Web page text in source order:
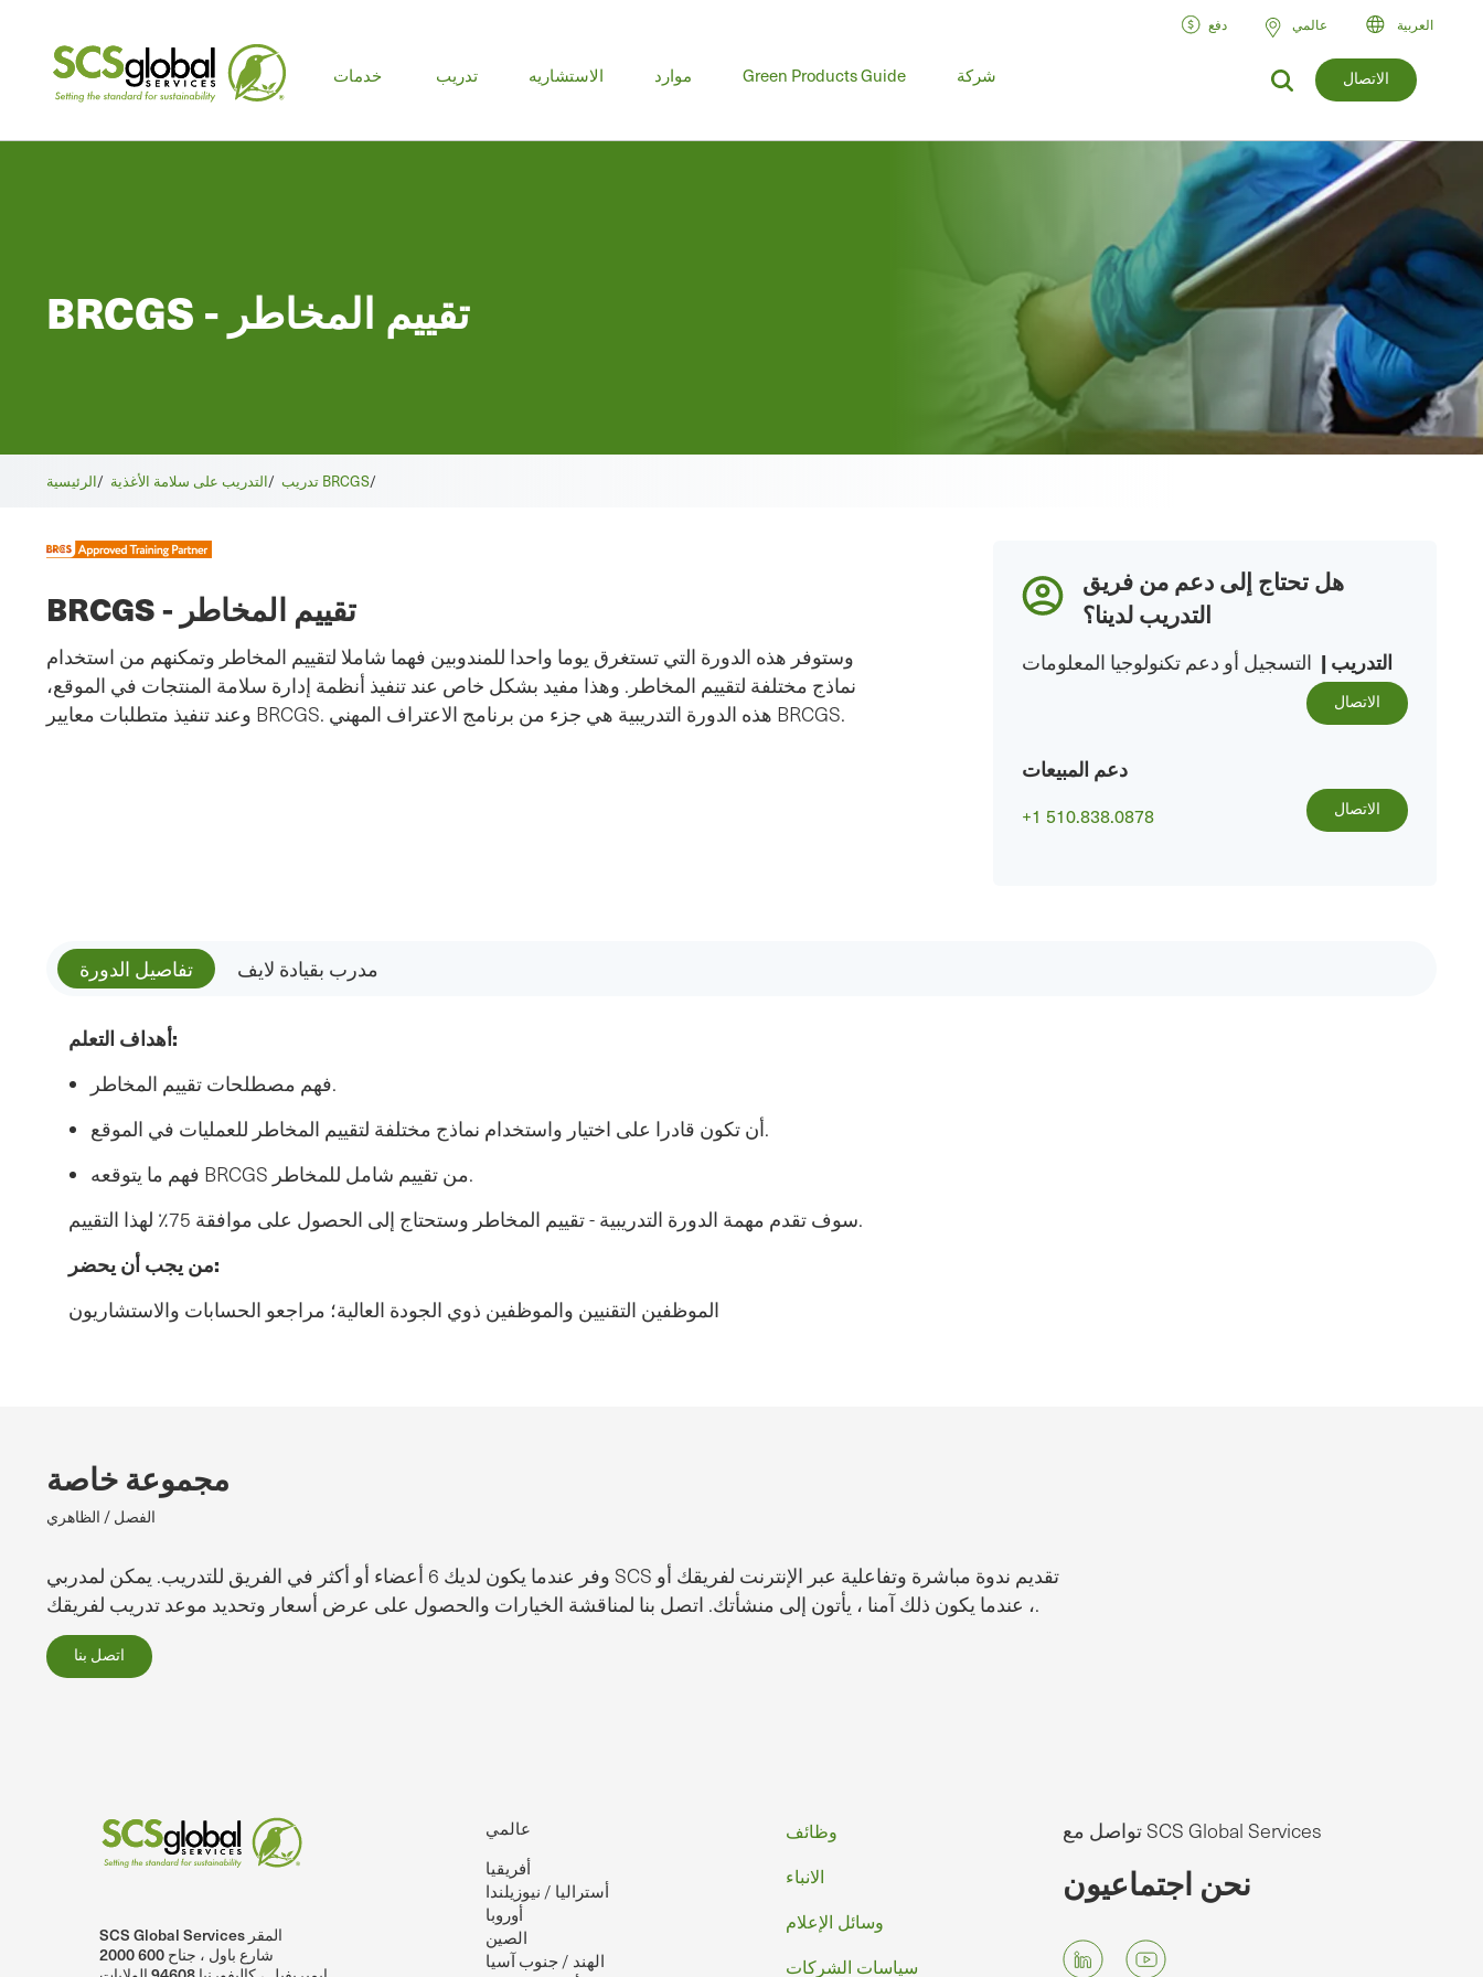
الاتصال خدمات
القائمة
تدريب الاستشاريه موارد Green Products Guide شركة
دفع عالمي العربية‏
BRCGS - تقييم المخاطر
الرئيسية/ التدريب على سلامة الأغذية/ تدريب BRCGS/
BRCGS - تقييم المخاطر
وستوفر هذه الدورة التي تستغرق يوما واحدا للمندوبين فهما شاملا لتقييم المخاطر وتمكنهم من استخدام
نماذج مختلفة لتقييم المخاطر. وهذا مفيد بشكل خاص عند تنفيذ أنظمة إدارة سلامة المنتجات في الموقع،
وعند تنفيذ متطلبات معايير BRCGS. هذه الدورة التدريبية هي جزء من برنامج الاعتراف المهني BRCGS.
هل تحتاج إلى دعم من فريق
التدريب لدينا؟
التدريب | التسجيل أو دعم تكنولوجيا المعلومات
الاتصال
دعم المبيعات
+1 510.838.0878 الاتصال
تفاصيل الدورة مدرب بقيادة لايف
أهداف التعلم:
فهم مصطلحات تقييم المخاطر.
أن تكون قادرا على اختيار واستخدام نماذج مختلفة لتقييم المخاطر للعمليات في الموقع.
فهم ما يتوقعه BRCGS من تقييم شامل للمخاطر.
سوف تقدم مهمة الدورة التدريبية - تقييم المخاطر وستحتاج إلى الحصول على موافقة 75٪ لهذا التقييم.
من يجب أن يحضر:
الموظفين التقنيين والموظفين ذوي الجودة العالية؛ مراجعو الحسابات والاستشاريون
مجموعة خاصة
الفصل / الظاهري
وفر عندما يكون لديك 6 أعضاء أو أكثر في الفريق للتدريب. يمكن لمدربي SCS تقديم ندوة مباشرة وتفاعلية عبر الإنترنت لفريقك أو
، عندما يكون ذلك آمنا ، يأتون إلى منشأتك. اتصل بنا لمناقشة الخيارات والحصول على عرض أسعار وتحديد موعد تدريب لفريقك.
اتصل بنا
SCS Global Services المقر
2000 شارع باول ، جناح 600
عالمي
أفريقيا
أستراليا / نيوزيلندا
أوروبا
الصين
الهند / جنوب آسيا
تذييل
الصفحه
وظائف
الانباء
وسائل الإعلام
سياسات الشركات
تواصل مع SCS Global Services
نحن اجتماعيون
SCSglobalServices على لينكد إن.
SCS Global Services على يوتيوب